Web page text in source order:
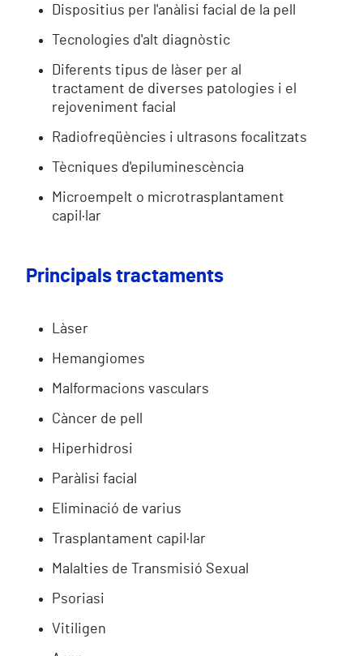
Dispositius per l'anàlisi facial de la pell
Tecnologies d'alt diagnòstic
Diferents tipus de làser per al
tractament de diverses patologies i el
rejoveniment facial
Radiofreqüències i ultrasons focalitzats
Tècniques d'epiluminescència
Microempelt o microtrasplantament
capil·lar
Principals tractaments
Làser
Hemangiomes
Malformacions vasculars
Càncer de pell
Hiperhidrosi
Paràlisi facial
Eliminació de varius
Trasplantament capil·lar
Malalties de Transmisió Sexual
Psoriasi
Vitiligen